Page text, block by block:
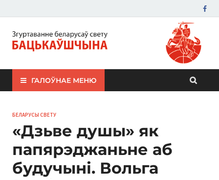
ЗБС "Бацькаўшчына"
ГАЛОЎНАЕ МЕНЮ
БЕЛАРУСЫ СВЕТУ
«Дзьве душы» як
папярэджаньне аб
будучыні. Вольга